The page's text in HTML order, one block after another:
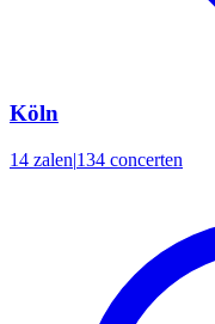
Köln
14 zalen|134 concerten